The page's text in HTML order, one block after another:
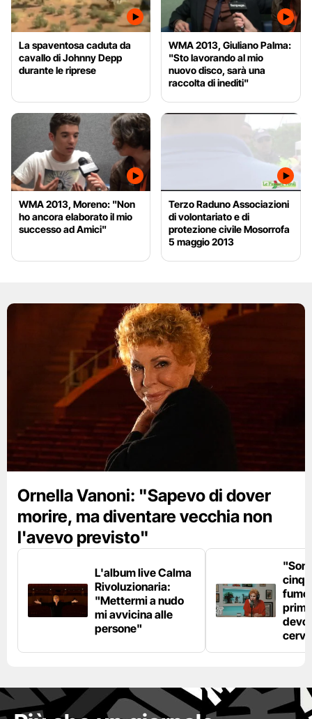
La spaventosa caduta da
cavallo di Johnny Depp
durante le riprese
WMA 2013, Giuliano Palma:
"Sto lavorando al mio
nuovo disco, sarà una
raccolta di inediti"
WMA 2013, Moreno: "Non
ho ancora elaborato il mio
successo ad Amici"
Terzo Raduno Associazioni
di volontariato e di
protezione civile Mosorrofa
5 maggio 2013
Ornella Vanoni: "Sapevo di dover
morire, ma diventare vecchia non
l'avevo previsto"
L'album live Calma
Rivoluzionaria:
"Mettermi a nudo
mi avvicina alle
persone"
fumo
devo